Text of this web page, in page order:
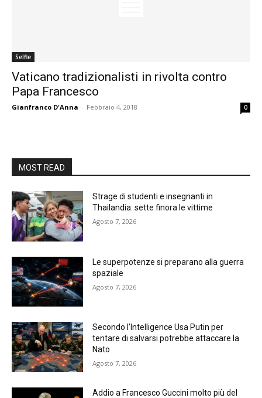
Selfie
Vaticano tradizionalisti in rivolta contro
Papa Francesco
Gianfranco D'Anna - Febbraio 4, 2018 0
MOST READ
Strage di studenti e insegnanti in
Thailandia: sette finora le vittime
Agosto 7, 2026
Le superpotenze si preparano alla guerra
spaziale
Agosto 7, 2026
Secondo l’Intelligence Usa Putin per
tentare di salvarsi potrebbe attaccare la
Nato
Agosto 7, 2026
Addio a Francesco Guccini molto più del